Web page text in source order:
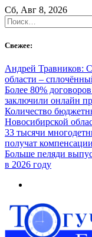
Skip
to
content
Сб, Авг 8, 2026
Найти:
Свежее:
Андрей Травников:
области –
Более 80%
заключили онлайн
Количество
Новосибирской
33 тысячи
получат
Больше пеляди
в 2026 году